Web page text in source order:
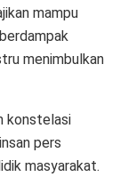
mampu
menimbulkan
konstelasi
pers
masyarakat.